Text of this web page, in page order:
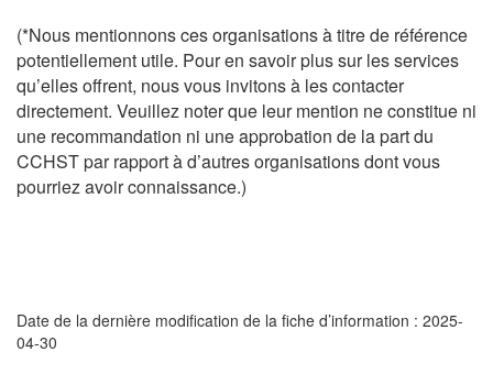
(*Nous mentionnons ces organisations à titre de référence
potentiellement utile. Pour en savoir plus sur les services
qu’elles offrent, nous vous invitons à les contacter
directement. Veuillez noter que leur mention ne constitue ni
une recommandation ni une approbation de la part du
CCHST par rapport à d’autres organisations dont vous
pourriez avoir connaissance.)
Date de la dernière modification de la fiche d’information : 2025-
04-30